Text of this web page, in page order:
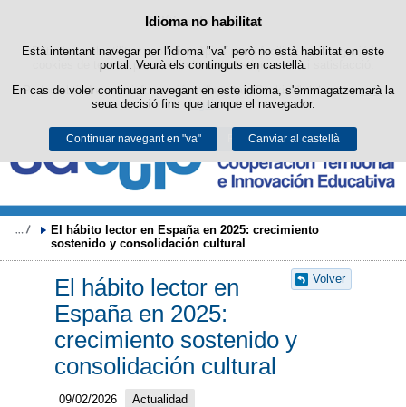
Política de cookies
Este lloc web utilitza cookies pròpies per a facilitar la navegació i
cookies de tercers per a obtindre estadístiques d'ús i satisfacció.
Podeu obtindre més informació en l'apartat "Cookies" del nostreavís
legal.
Acceptar Rebutjar
Idioma no habilitat
Està intentant navegar per l'idioma "va" però no està habilitat en este
portal. Veurà els continguts en castellà.
En cas de voler continuar navegant en este idioma, s'emmagatzemarà la
seua decisió fins que tanque el navegador.
Continuar navegant en "va" Canviar al castellà
Passar al contingut
El hábito lector en España en 2025: crecimiento
sostenido y consolidación cultural
Volver
El hábito lector en
España en 2025:
crecimiento sostenido y
consolidación cultural
09/02/2026
Actualidad